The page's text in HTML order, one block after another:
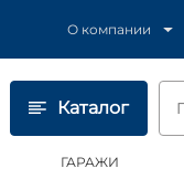
О компании
Каталог
ГАРАЖИ